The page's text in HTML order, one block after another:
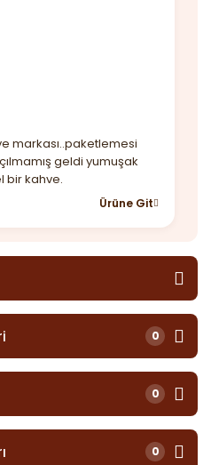
markası..paketlemesi
geldi yumuşak
bir kahve.
Ürüne Git
0
0
0